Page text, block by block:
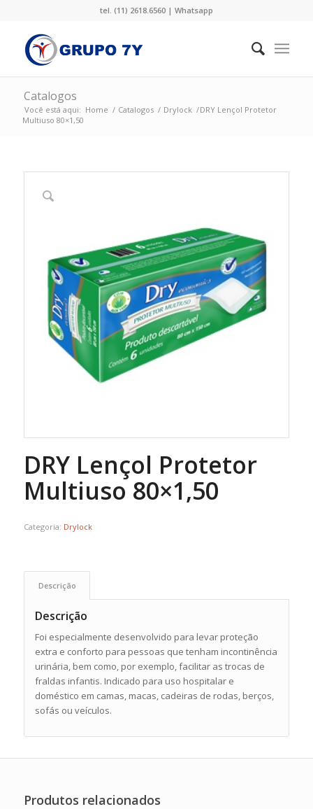
tel. (11) 2618.6560 | Whatsapp
Catalogos
Você está aqui: Home / Catalogos / Drylock /DRY Lençol Protetor
Multiuso 80×1,50
DRY Lençol Protetor
Multiuso 80×1,50
Categoria: Drylock
Descrição
Descrição
Foi especialmente desenvolvido para levar proteção
extra e conforto para pessoas que tenham incontinência
urinária, bem como, por exemplo, facilitar as trocas de
fraldas infantis. Indicado para uso hospitalar e
doméstico em camas, macas, cadeiras de rodas, berços,
sofás ou veículos.
Produtos relacionados